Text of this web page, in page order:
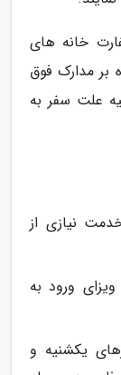
خانه های
بر مدارک فوق
علت سفر به
نیازی از
ورود به
یکشنیه و